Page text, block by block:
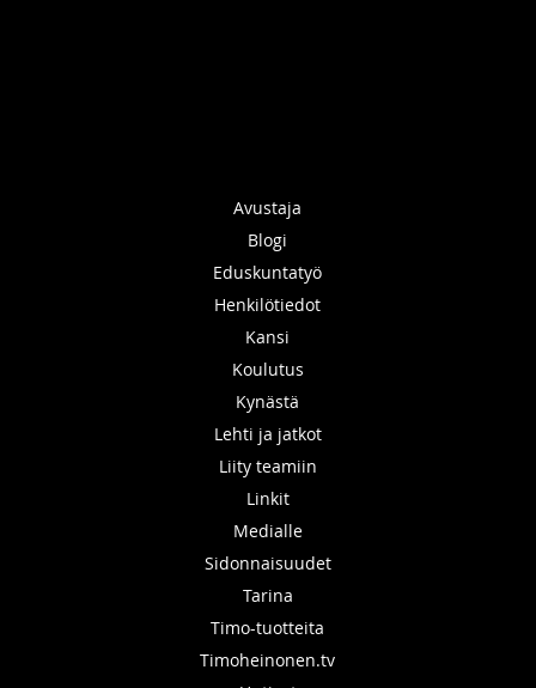
Avustaja
Blogi
Eduskuntatyö
Henkilötiedot
Kansi
Koulutus
Kynästä
Lehti ja jatkot
Liity teamiin
Linkit
Medialle
Sidonnaisuudet
Tarina
Timo-tuotteita
Timoheinonen.tv